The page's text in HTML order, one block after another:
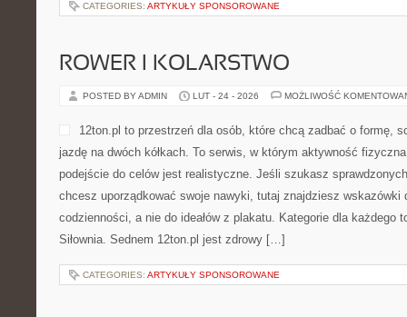
CATEGORIES: ARTYKUŁY SPONSOROWANE
ROWER I KOLARSTWO
POSTED BY ADMIN LUT - 24 - 2026 MOŻLIWOŚĆ
12ton.pl to przestrzeń dla osób, które chcą zadbać o formę,
jazdę na dwóch kółkach. To serwis, w którym aktywność
podejście do celów jest realistyczne. Jeśli szukasz
chcesz uporządkować swoje nawyki, tutaj znajdziesz wskazówki
codzienności, a nie do ideałów z plakatu. Kategorie dla każdego
Siłownia. Sednem 12ton.pl jest zdrowy […]
CATEGORIES: ARTYKUŁY SPONSOROWANE